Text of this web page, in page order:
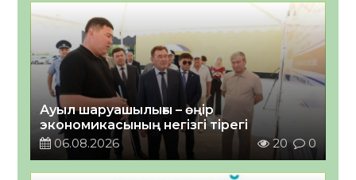
Ауыл шаруашылығы – өңір
экономикасының негізгі тірегі
06.08.2026
20 0